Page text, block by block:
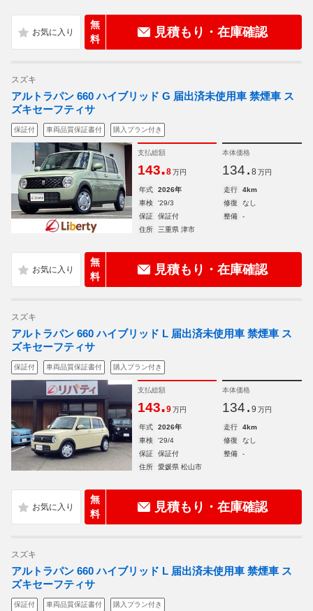
無
料
見積もり・在庫確認
スズキ
アルトラパン 660 ハイブリッド G 届出済未使用車 禁煙車 ス
ズキセーフティサ
保証付 車両品質保証書付 購入プラン付き
支払総額
143.8 万円
本体価格
134. 8 万円
年式 2026年 走行
4km
車検
'29/3 修復
なし
保証
保証付 整備
-
住所
三重県 津市
無
料
見積もり・在庫確認
スズキ
アルトラパン 660 ハイブリッド L 届出済未使用車 禁煙車 ス
ズキセーフティサ
保証付 車両品質保証書付 購入プラン付き
支払総額
143.9 万円
本体価格
134. 9 万円
年式 2026年 走行
4km
車検
'29/4 修復
なし
保証
保証付 整備
-
住所
愛媛県 松山市
無
料
見積もり・在庫確認
スズキ
アルトラパン 660 ハイブリッド L 届出済未使用車 禁煙車 ス
ズキセーフティサ
保証付 車両品質保証書付 購入プラン付き